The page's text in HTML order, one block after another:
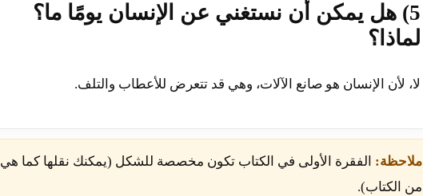
5) هل يمكن أن نستغني عن الإنسان يومًا ما؟
لماذا؟
لا، لأن الإنسان هو صانع الآلات، وهي قد تتعرض للأعطاب والتلف.
ملاحظة: الفقرة الأولى في الكتاب تكون مخصصة للشكل (يمكنك نقلها كما هي
من الكتاب).